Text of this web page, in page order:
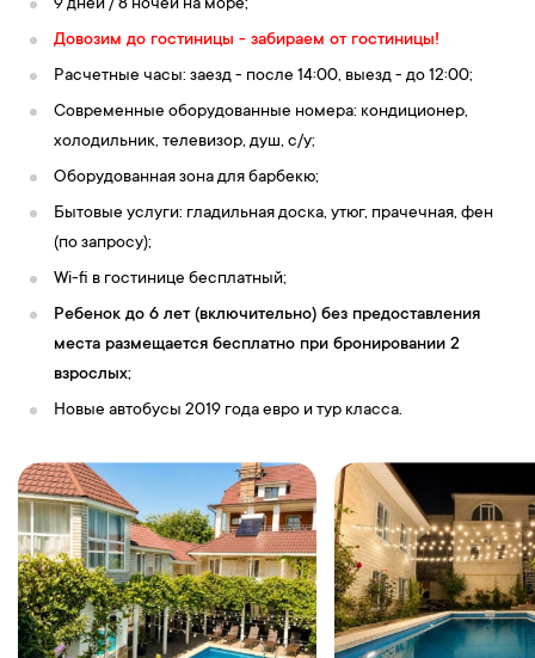
9 дней / 8 ночей на море;
Довозим до гостиницы - забираем от гостиницы!
Расчетные часы: заезд - после 14:00, выезд - до 12:00;
Современные оборудованные номера: кондиционер,
холодильник, телевизор, душ, с/у;
Оборудованная зона для барбекю;
Бытовые услуги: гладильная доска, утюг, прачечная, фен
(по запросу);
Wi-fi в гостинице бесплатный;
Ребенок до 6 лет (включительно) без предоставления
места размещается бесплатно при бронировании 2
взрослых;
Новые автобусы 2019 года евро и тур класса.